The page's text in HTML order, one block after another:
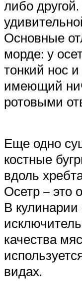
либо
Основные
морде: у
тонкий нос
имеющий
ротовыми
Еще одно
костные
вдоль
Осетр – это
В кулинарии
качества
видах.